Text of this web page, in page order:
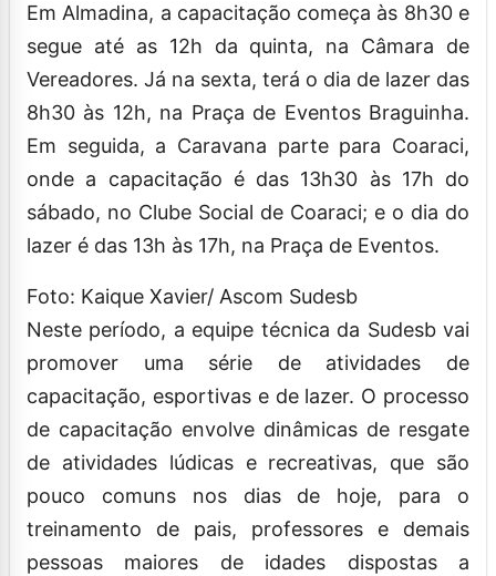
Em Almadina, a capacitação começa às 8h30 e
segue até as 12h da quinta, na Câmara de
Vereadores. Já na sexta, terá o dia de lazer das
8h30 às 12h, na Praça de Eventos Braguinha.
Em seguida, a Caravana parte para Coaraci,
onde a capacitação é das 13h30 às 17h do
sábado, no Clube Social de Coaraci; e o dia do
lazer é das 13h às 17h, na Praça de Eventos.
Foto: Kaique Xavier/ Ascom Sudesb
Neste período, a equipe técnica da Sudesb vai
promover uma série de atividades de
capacitação, esportivas e de lazer. O processo
de capacitação envolve dinâmicas de resgate
de atividades lúdicas e recreativas, que são
pouco comuns nos dias de hoje, para o
treinamento de pais, professores e demais
pessoas maiores de idades dispostas a